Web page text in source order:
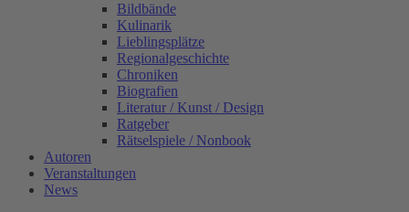
Bildbände
Kulinarik
Lieblingsplätze
Regionalgeschichte
Chroniken
Biografien
Literatur / Kunst / Design
Ratgeber
Rätselspiele / Nonbook
Autoren
Veranstaltungen
News